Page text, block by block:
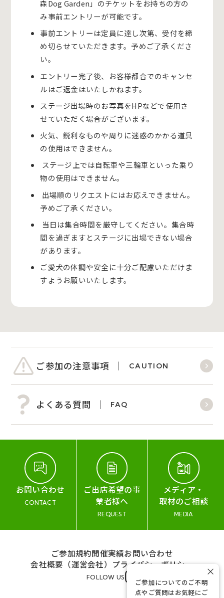
森Dog Garden」 のチケットをお持ちの方の
み事前エントリーが可能です。
事前エントリーは定員に達し次第、受付を締
め切らせていただきます。予めご了承くださ
い。
エントリー完了後、お客様都合でのキャンセ
ルはご返金はいたしかねます。
ステージ出場時のお写真をHPなどで使用さ
せていただく場合がございます。
火気、鋭利なものや周りに迷惑のかかる道具
の使用はできません。
ステージ上では自転車や三輪車といった乗り
物の使用はできません。
出場順のリクエストにはお応えできません。
予めご了承ください。
当日は集合時間を厳守してください。集合時
間を過ぎますとステージに出場できない場合
があります。
ご愛犬の体調や安全に十分ご配慮いただけま
すようお願いいたします。
ご参加の注意事項 CAUTION
よくある質問 FAQ
お問い合わせ
CONTACT
ご出店希望の事
業者様へ
REQUEST
メディア・
取材のご相談
MEDIA
ご参加規約開催実績お問い合わせ
会社概要（運営会社） プライバシーポリシー
FOLLOW US
ご参加についてのご不明
点やご質問はお気軽にご
×